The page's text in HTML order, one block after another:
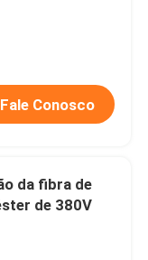
Fale Conosco
da fibra de
de 380V